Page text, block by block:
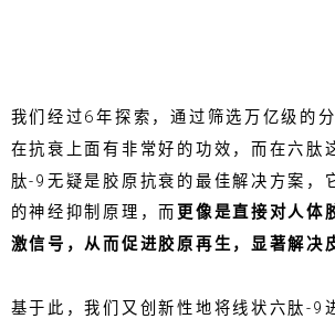
我们经过6年探索，通过筛选万亿级的
在抗衰上面有非常好的功效，而在六肽
肽-9无疑是胶原抗衰的最佳解决方案，
的神经抑制原理，而 更像是直接对人体
激信号，从而促进胶原再生，显著解决
基于此，我们又创新性地将线状六肽-9